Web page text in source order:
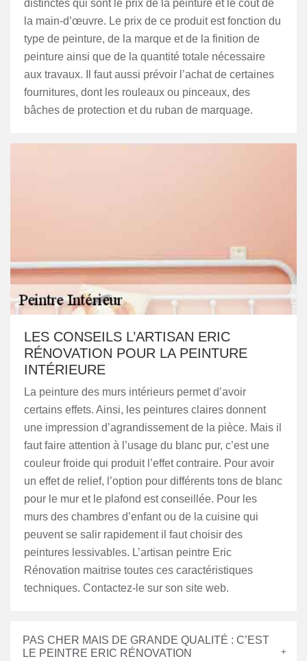
distinctes qui sont le prix de la peinture et le coût de
la main-d’œuvre. Le prix de ce produit est fonction du
type de peinture, de la marque et de la finition de
peinture ainsi que de la quantité totale nécessaire
aux travaux. Il faut aussi prévoir l’achat de certaines
fournitures, dont les rouleaux ou pinceaux, des
bâches de protection et du ruban de marquage.
LES CONSEILS L’ARTISAN ERIC
RÉNOVATION POUR LA PEINTURE
INTÉRIEURE
La peinture des murs intérieurs permet d’avoir
certains effets. Ainsi, les peintures claires donnent
une impression d’agrandissement de la pièce. Mais il
faut faire attention à l’usage du blanc pur, c’est une
couleur froide qui produit l’effet contraire. Pour avoir
un effet de relief, l’option pour différents tons de blanc
pour le mur et le plafond est conseillée. Pour les
murs des chambres d’enfant ou de la cuisine qui
peuvent se salir rapidement il faut choisir des
peintures lessivables. L’artisan peintre Eric
Rénovation maitrise toutes ces caractéristiques
techniques. Contactez-le sur son site web.
PAS CHER MAIS DE GRANDE QUALITÉ : C’EST
LE PEINTRE ERIC RÉNOVATION